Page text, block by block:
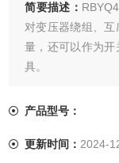
简要描述：
对变压器绕组、
量，还可以作为
具。
产品型号：
更新时间： 2024-